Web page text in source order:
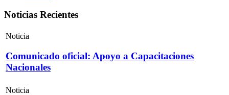
Noticias Recientes
Noticia
Comunicado oficial: Apoyo a Capacitaciones
Nacionales
Noticia